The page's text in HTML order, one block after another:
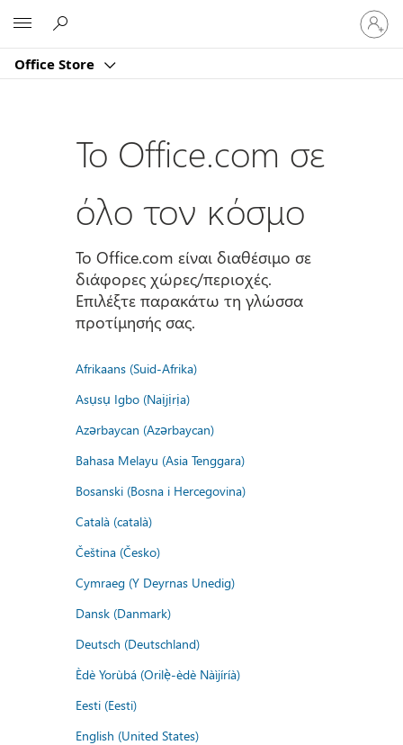
Office Store
Είσοδος
στον
Το Office.com σε
όλο τον κόσμο
Το Office.com είναι διαθέσιμο σε
διάφορες χώρες/περιοχές.
Επιλέξτε παρακάτω τη γλώσσα
προτίμησής σας.
Afrikaans (Suid-Afrika)
Asụsụ Igbo (Naịjịrịa)
Azərbaycan (Azərbaycan)
Bahasa Melayu (Asia Tenggara)
Bosanski (Bosna i Hercegovina)
Català (català)
Čeština (Česko)
Cymraeg (Y Deyrnas Unedig)
Dansk (Danmark)
Deutsch (Deutschland)
Èdè Yorùbá (Orilẹ̀-èdè Nàìjíríà)
Eesti (Eesti)
English (United States)